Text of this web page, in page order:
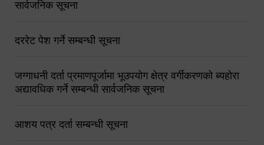
सार्वजनिक सूचना
दररेट पेश गर्ने सम्बन्धी सूचना
जग्गाधनी दर्ता प्रमाणपूर्जामा भूउपयोग क्षेत्र वर्गीकरणको ब्यहोरा
अद्यावधिक गर्ने सम्बन्धी सार्वजनिक सूचना
आशय पत्र दर्ता सम्बन्धी सूचना